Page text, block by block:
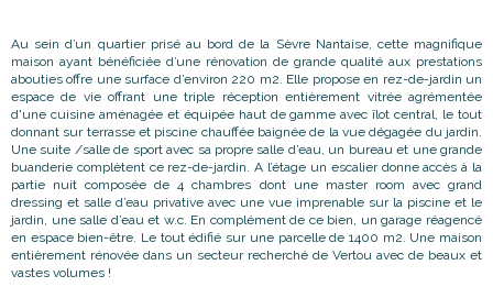
Au sein d’un quartier prisé au bord de la Sèvre Nantaise, cette magnifique
maison ayant bénéficiée d’une rénovation de grande qualité aux prestations
abouties offre une surface d’environ 220 m2. Elle propose en rez-de-jardin un
espace de vie offrant une triple réception entièrement vitrée agrémentée
d'une cuisine aménagée et équipée haut de gamme avec îlot central, le tout
donnant sur terrasse et piscine chauffée baignée de la vue dégagée du jardin.
Une suite /salle de sport avec sa propre salle d’eau, un bureau et une grande
buanderie complètent ce rez-de-jardin. A l’étage un escalier donne accès à la
partie nuit composée de 4 chambres dont une master room avec grand
dressing et salle d’eau privative avec une vue imprenable sur la piscine et le
jardin, une salle d’eau et w.c. En complément de ce bien, un garage réagencé
en espace bien-être. Le tout édifié sur une parcelle de 1400 m2. Une maison
entièrement rénovée dans un secteur recherché de Vertou avec de beaux et
vastes volumes !